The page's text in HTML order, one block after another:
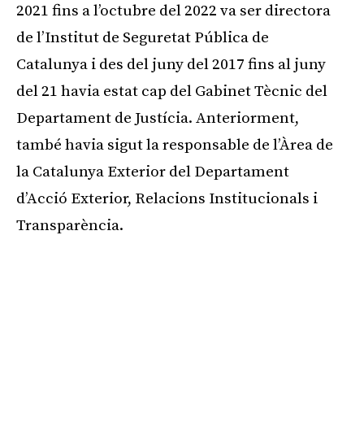
2021 fins a l’octubre del 2022 va ser directora
de l’Institut de Seguretat Pública de
Catalunya i des del juny del 2017 fins al juny
del 21 havia estat cap del Gabinet Tècnic del
Departament de Justícia. Anteriorment,
també havia sigut la responsable de l’Àrea de
la Catalunya Exterior del Departament
d’Acció Exterior, Relacions Institucionals i
Transparència.